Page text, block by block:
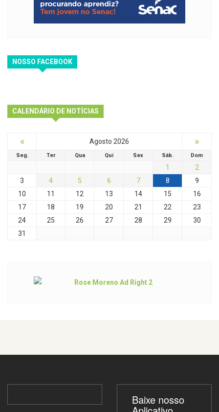
NOSSO FACEBOOK
CALENDÁRIO DE NOTÍCIAS
« Agosto 2026 »
Seg. Ter Qua Qui Sex Sáb. Dom
1
2
3
4 5 6 7 8
9
10
11 12 13 14 15
16
17
18 19 20 21 22
23
24
25 26 27 28 29
30
31
Baixe nosso